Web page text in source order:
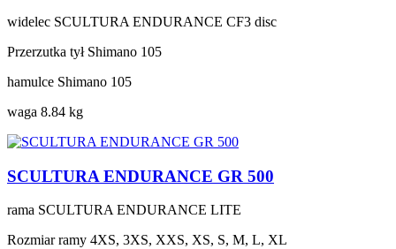
widelec SCULTURA ENDURANCE CF3 disc
Przerzutka tył Shimano 105
hamulce Shimano 105
waga 8.84 kg
SCULTURA ENDURANCE GR 500
rama SCULTURA ENDURANCE LITE
Rozmiar ramy 4XS, 3XS, XXS, XS, S, M, L, XL